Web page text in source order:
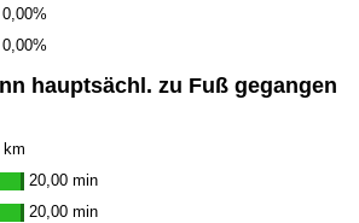
0,00%
0,00%
hauptsächl. zu Fuß gegangen
km
20,00 min
20,00 min
Land